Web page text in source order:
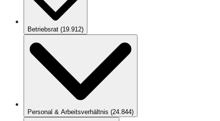
Betriebsrat (19.912)
Personal & Arbeitsverhältnis (24.844)